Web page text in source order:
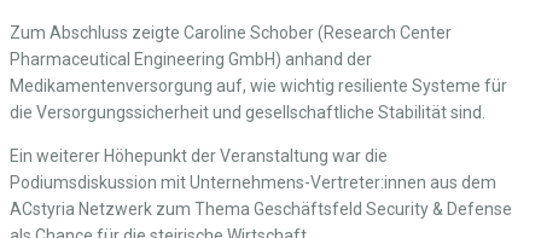
Zum Abschluss zeigte Caroline Schober (Research Center
Pharmaceutical Engineering GmbH) anhand der
Medikamentenversorgung auf, wie wichtig resiliente Systeme für
die Versorgungssicherheit und gesellschaftliche Stabilität sind.
Ein weiterer Höhepunkt der Veranstaltung war die
Podiumsdiskussion mit Unternehmens-Vertreter:innen aus dem
ACstyria Netzwerk zum Thema Geschäftsfeld Security & Defense